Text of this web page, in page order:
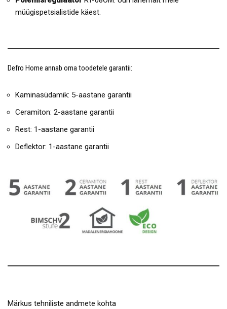
müügispetsialistide käest.
Defro Home annab oma toodetele garantii:
Kaminasüdamik: 5-aastane garantii
Ceramiton: 2-aastane garantii
Rest: 1-aastane garantii
Deflektor: 1-aastane garantii
Märkus tehniliste andmete kohta